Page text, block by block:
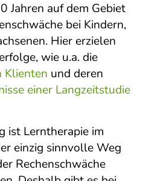
Jahren auf dem Gebiet
bei Kindern,
Hier erzielen
wie u.a. die
Klienten und deren
einer Langzeitstudie
ist Lerntherapie im
einzig sinnvolle Weg
Rechenschwäche